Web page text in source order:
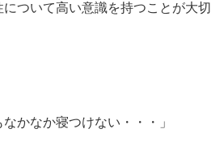
ついて高い意識を持つことが大切
かなか寝つけない・・・」